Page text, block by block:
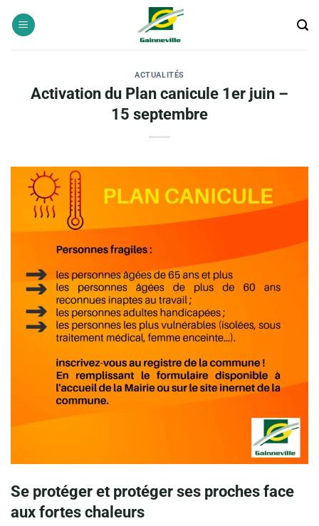
ACTUALITÉS
Activation du Plan canicule 1er juin –
15 septembre
Se protéger et protéger ses proches face
aux fortes chaleurs